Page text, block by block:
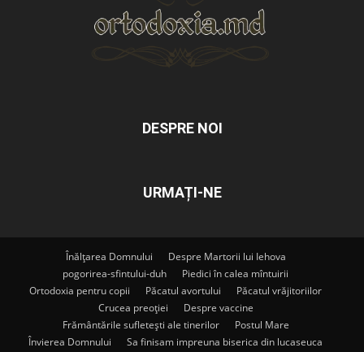
DESPRE NOI
URMAȚI-NE
Înălțarea Domnului
Despre Martorii lui Iehova
pogorirea-sfintului-duh
Piedici în calea mîntuirii
Ortodoxia pentru copii
Păcatul avortului
Păcatul vrăjitoriilor
Crucea preoției
Despre vaccine
Frământările sufletești ale tinerilor
Postul Mare
Învierea Domnului
Sa finisam impreuna biserica din lucaseuca